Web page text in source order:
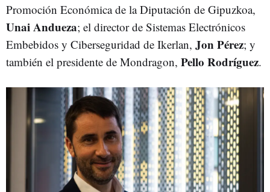
Promoción Económica de la Diputación de Gipuzkoa,
Unai Andueza; el director de Sistemas Electrónicos
Embebidos y Ciberseguridad de Ikerlan, Jon Pérez; y
también el presidente de Mondragon, Pello Rodríguez.